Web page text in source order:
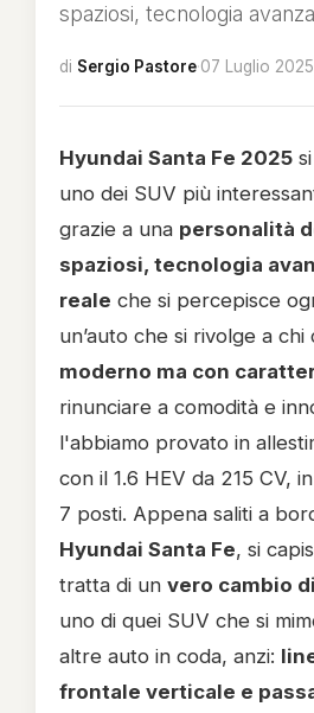
spaziosi, tecnologia
di Sergio Pastore·07 Luglio
Hyundai Santa Fe 2025
uno dei SUV più
grazie a una personalità
spaziosi, tecnologia
reale che si percepisce
un’auto che si rivolge a chi
moderno ma con
rinunciare a comodità e
l'abbiamo provato in
con il 1.6 HEV da 215 CV,
7 posti. Appena saliti a
Hyundai Santa Fe, si
tratta di un vero cambio
uno di quei SUV che si
altre auto in coda, anzi:
frontale verticale e